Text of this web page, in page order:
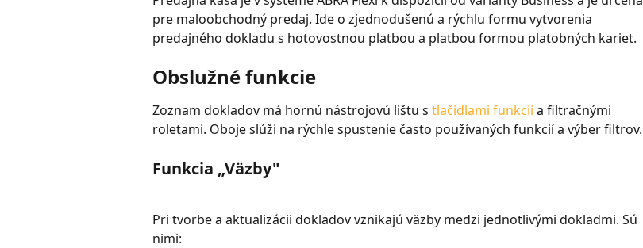
pre maloobchodný predaj. Ide o zjednodušenú a rýchlu formu vytvorenia
predajného dokladu s hotovostnou platbou a platbou formou platobných kariet.
Obslužné funkcie
Zoznam dokladov má hornú nástrojovú lištu s tlačidlami funkcií a filtračnými
roletami. Oboje slúži na rýchle spustenie často používaných funkcií a výber filtrov.
Funkcia „Väzby"
Pri tvorbe a aktualizácii dokladov vznikajú väzby medzi jednotlivými dokladmi. Sú
nimi: